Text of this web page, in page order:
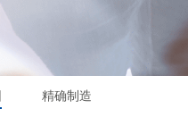
精确制造